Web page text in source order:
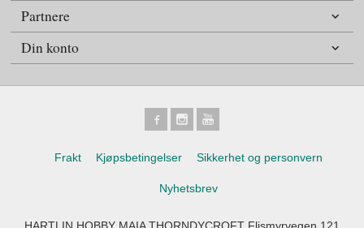
Partnere
Din konto
Frakt Kjøpsbetingelser Sikkerhet og personvern
Nyhetsbrev